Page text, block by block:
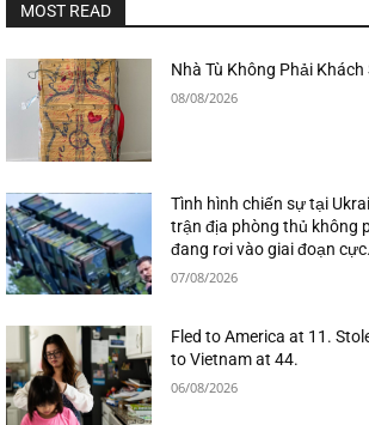
MOST READ
Nhà Tù Không Phải Khách
08/08/2026
Tình hình chiến sự tại
trận địa phòng thủ không
đang rơi vào giai đoạn
07/08/2026
Fled to America at 11.
to Vietnam at 44.
06/08/2026